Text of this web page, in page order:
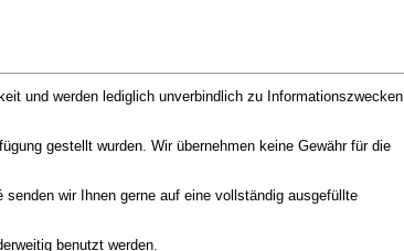
und werden lediglich unverbindlich zu Informationszwecken
gestellt wurden. Wir übernehmen keine Gewähr für die
wir Ihnen gerne auf eine vollständig ausgefüllte
benutzt werden.